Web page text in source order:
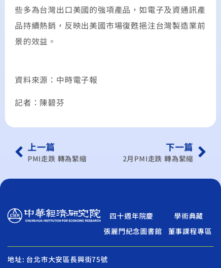
些多為台灣出口美國的強項產品，如電子及資通訊產
品持續熱銷，反映出美國市場復甦挹注台灣製造業前
景的效益。
資料來源：中時電子報
記者：陳碧芬
上一篇
PMI走跌 轉為緊縮
下一篇
2月PMI走跌 轉為緊縮
四十週年院慶
學術典藏
張麗門紀念圖書館
董事課程專區
地址: 台北市大安區長興街75號